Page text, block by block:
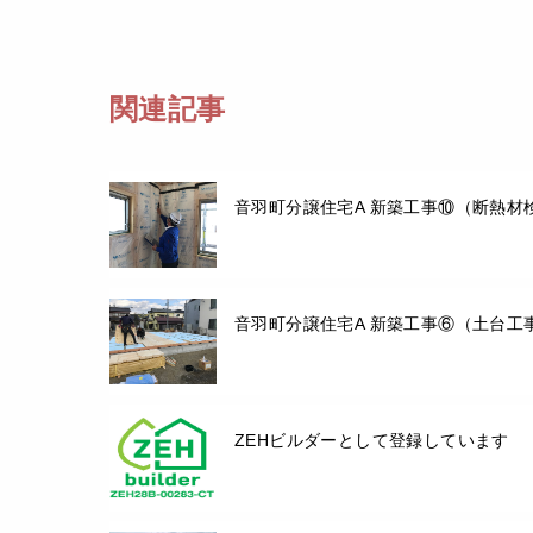
関連記事
音羽町分譲住宅A 新築工事⑩（断熱材
音羽町分譲住宅A 新築工事⑥（土台工
ZEHビルダーとして登録しています